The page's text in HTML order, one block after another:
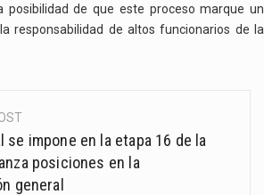
posibilidad de que este proceso marque un
responsabilidad de altos funcionarios de la
se impone en la etapa 16 de la
posiciones en la
general